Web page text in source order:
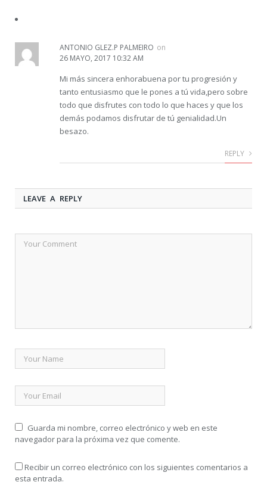
ANTONIO GLEZ.P PALMEIRO on
26 MAYO, 2017 10:32 AM
Mi más sincera enhorabuena por tu progresión y
tanto entusiasmo que le pones a tú vida,pero sobre
todo que disfrutes con todo lo que haces y que los
demás podamos disfrutar de tú genialidad.Un
besazo.
REPLY
LEAVE A REPLY
Guarda mi nombre, correo electrónico y web en este
navegador para la próxima vez que comente.
Recibir un correo electrónico con los siguientes comentarios a
esta entrada.